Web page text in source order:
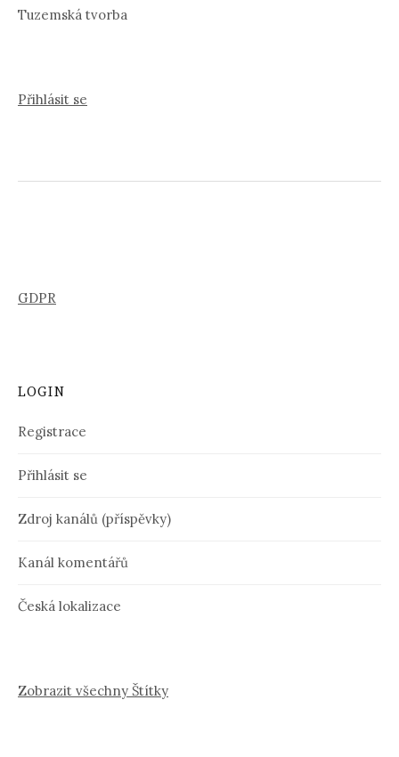
Tuzemská tvorba
Přihlásit se
GDPR
LOGIN
Registrace
Přihlásit se
Zdroj kanálů (příspěvky)
Kanál komentářů
Česká lokalizace
Zobrazit všechny Štítky